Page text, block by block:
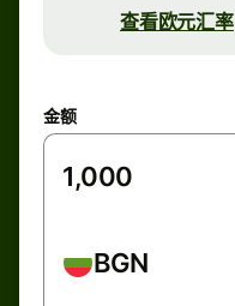
查看欧元汇率
金额
BGN